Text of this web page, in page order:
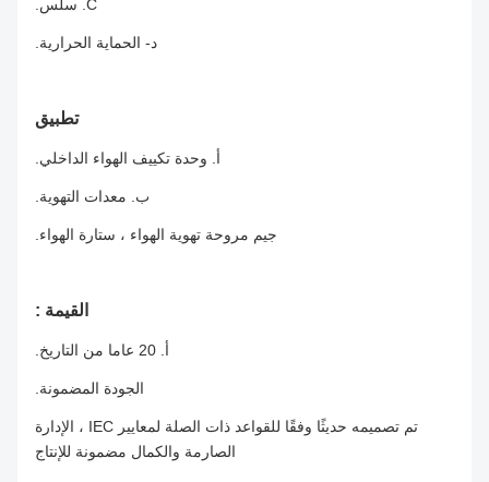
د- الحماية الحرارية.
تطبيق
أ. وحدة تكييف الهواء الداخلي.
ب. معدات التهوية.
جيم مروحة تهوية الهواء ، ستارة الهواء.
القيمة :
الجودة المضمونة.
تم تصميمه حديثًا وفقًا للقواعد ذات الصلة لمعايير IEC ، الإدارة
الصارمة والكمال مضمونة للإنتاج